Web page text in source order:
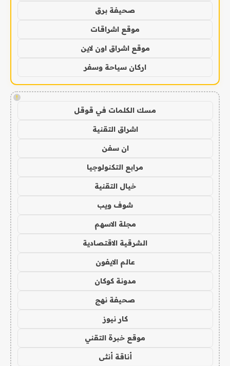
صحيفة برق
موقع اشراقات
موقع اشراق اون لاين
اركان سياحة وسفر
!
مسك الكلمات في قوقل
اشراق التقنية
ان سفن
مرابع التكنولوجيا
خيال التقنية
شوف ويب
مجلة الاسهم
الشرقية الاقتصادية
عالم الايفون
مدونة كوكان
صحيفة نهج
كار نيوز
موقع خبرة التقني
أناقة أنثى